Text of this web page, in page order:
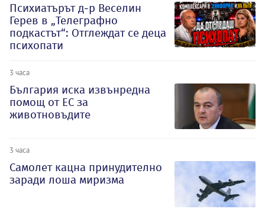
Психиатърът д-р Веселин
Герев в „Телеграфно
подкастът“: Отглеждат се деца
психопати
3 часа
България иска извънредна
помощ от ЕС за
животновъдите
3 часа
Самолет кацна принудително
заради лоша миризма